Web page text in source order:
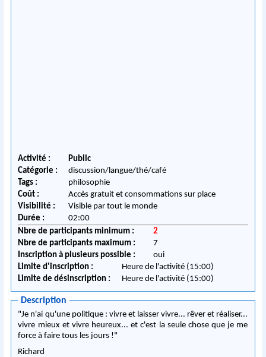
Activité :
Public
Catégorie :
discussion/langue/thé/café
Tags :
philosophie
Coût :
Accès gratuit et consommations sur place
Visibilité :
Visible par tout le monde
Durée :
02:00
Nbre de participants minimum :
2
Nbre de participants maximum :
7
Inscription à plusieurs possible :
oui
Limite d'inscription :
Heure de l'activité (15:00)
Limite de désinscription :
Heure de l'activité (15:00)
Description
"Je n'ai qu'une politique : vivre et laisser vivre... rêver et réaliser...
vivre mieux et vivre heureux... et c'est la seule chose que je me
force à faire tous les jours !"
Richard